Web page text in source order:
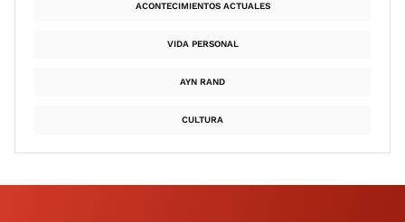
ACONTECIMIENTOS ACTUALES
VIDA PERSONAL
AYN RAND
CULTURA